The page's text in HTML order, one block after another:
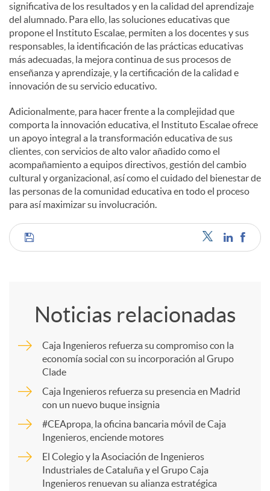
significativa de los resultados y en la calidad del aprendizaje
del alumnado. Para ello, las soluciones educativas que
propone el Instituto Escalae, permiten a los docentes y sus
responsables, la identificación de las prácticas educativas
más adecuadas, la mejora continua de sus procesos de
enseñanza y aprendizaje, y la certificación de la calidad e
innovación de su servicio educativo.
Adicionalmente, para hacer frente a la complejidad que
comporta la innovación educativa, el Instituto Escalae ofrece
un apoyo integral a la transformación educativa de sus
clientes, con servicios de alto valor añadido como el
acompañamiento a equipos directivos, gestión del cambio
cultural y organizacional, así como el cuidado del bienestar de
las personas de la comunidad educativa en todo el proceso
para así maximizar su involucración.
C
m
r
Noticias relacionadas
Caja Ingenieros refuerza su compromiso con la
economía social con su incorporación al Grupo
Clade
Caja Ingenieros refuerza su presencia en Madrid
con un nuevo buque insignia
#CEApropa, la oficina bancaria móvil de Caja
Ingenieros, enciende motores
El Colegio y la Asociación de Ingenieros
Industriales de Cataluña y el Grupo Caja
Ingenieros renuevan su alianza estratégica